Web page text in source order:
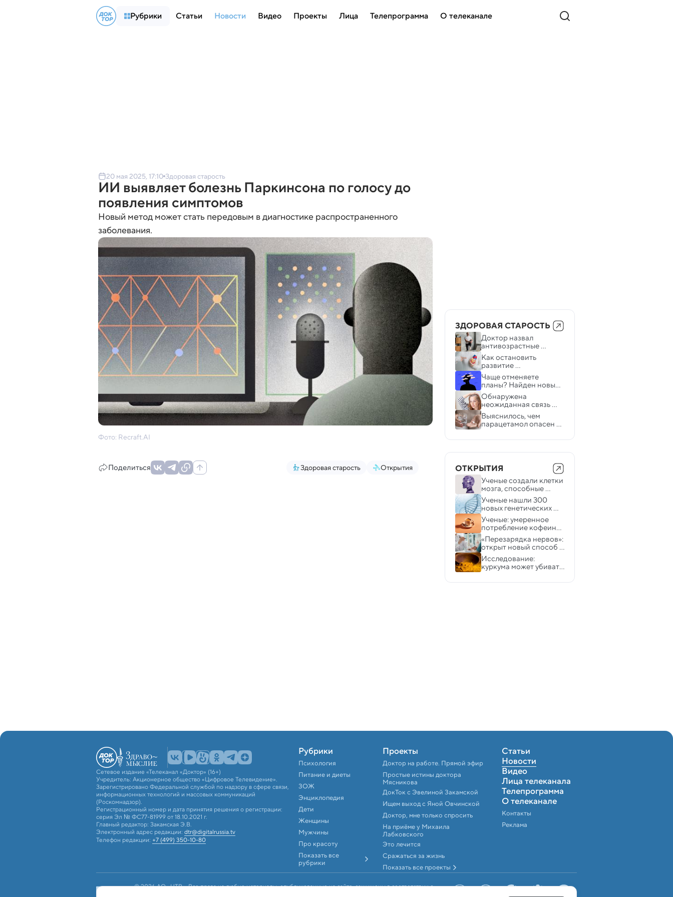
Рубрики Статьи Новости Видео Проекты Лица Телепрограмма О телеканале
20 мая 2025, 17:10 Здоровая старость
ИИ выявляет болезнь Паркинсона по голосу до
появления симптомов
Новый метод может стать передовым в диагностике распространенного
заболевания.
Фото: Recraft.AI
Поделиться Здоровая старость Открытия
ЗДОРОВАЯ СТАРОСТЬ
Доктор назвал
антивозрастные
упражнения, которые
должен делать каждый
Как остановить
развитие
атеросклероза: доктор
Мясников объяснил,
кому надо принимать
статины
Чаще отменяете
планы? Найден новый
ранний признак
деменции
Обнаружена
неожиданная связь
между седыми
волосами и раком
Выяснилось, чем
парацетамол опасен
для пожилых людей
ОТКРЫТИЯ
Ученые создали клетки
мозга, способные
вылечить болезнь
Альцгеймера
Ученые нашли 300
новых генетических
факторов риска
депрессии
Ученые: умеренное
потребление кофеина
может замедлить
развитие деменции
«Перезарядка нервов»:
открыт новый способ
ослабить хроническую
боль
Исследование:
куркума может убивать
супербактерии
Сетевое издание «Телеканал «Доктор» (16+)
Учредитель: Акционерное общество «Цифровое Телевидение».
Зарегистрировано Федеральной службой по надзору в сфере связи,
информационных технологий и массовых коммуникаций
(Роскомнадзор).
Регистрационный номер и дата принятия решения о регистрации:
серия Эл № ФС77-81999 от 18.10.2021 г.
Главный редактор: Закамская Э.В.
Электронный адрес редакции: dtr@digitalrussia.tv
Телефон редакции: +7 (499) 350-10-80
Рубрики
Психология
Питание и диеты
ЗОЖ
Энциклопедия
Дети
Женщины
Мужчины
Про красоту
Показать все
рубрики
Проекты
Доктор на работе. Прямой эфир
Простые истины доктора
Мясникова
ДокТок с Эвелиной Закамской
Ищем выход с Яной Овчинской
Доктор, мне только спросить
На приёме у Михаила
Лабковского
Это лечится
Сражаться за жизнь
Показать все проекты
Статьи
Новости
Видео
Лица телеканала
Телепрограмма
О телеканале
Контакты
Реклама
© 2026 АО «ЦТВ». Все права на любые материалы, опубликованные на сайте, защищены в соответствии с